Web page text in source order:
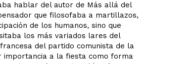
hablar del autor de Más allá del
que filosofaba a martillazos,
de los humanos, sino que
los más variados lares del
del partido comunista de la
importancia a la fiesta como forma